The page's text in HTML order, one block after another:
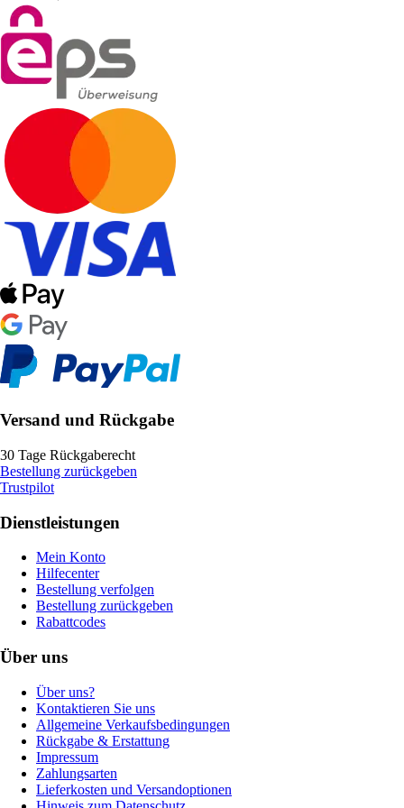
Versand und Rückgabe
30 Tage Rückgaberecht
Bestellung zurückgeben
Trustpilot
Dienstleistungen
Mein Konto
Hilfecenter
Bestellung verfolgen
Bestellung zurückgeben
Rabattcodes
Über uns
Über uns?
Kontaktieren Sie uns
Allgemeine Verkaufsbedingungen
Rückgabe & Erstattung
Impressum
Zahlungsarten
Lieferkosten und Versandoptionen